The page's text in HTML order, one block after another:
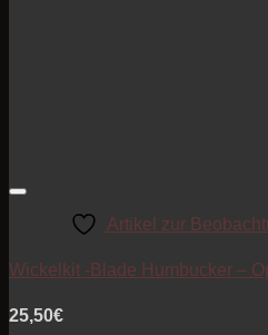
Artikel zur
Wickelkit -Blade Humbucker –
25,50€